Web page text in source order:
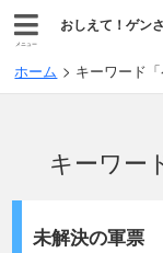
メニュー
おしえて！ゲン
ホーム キーワード
キーワー
未解決の軍票